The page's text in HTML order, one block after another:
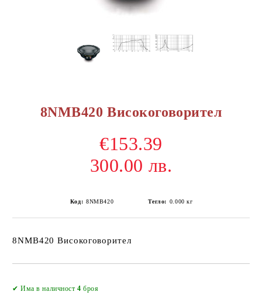
8NMB420 Високоговорител
€153.39
300.00 лв.
Код: 8NMB420 Тегло: 0.000 кг
8NMB420 Високоговорител
✔ Има в наличност4 броя